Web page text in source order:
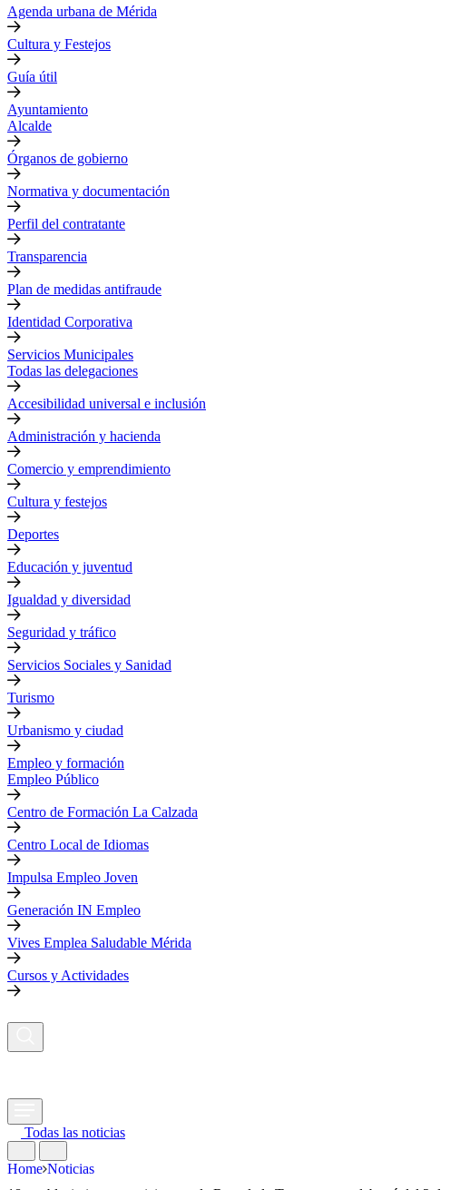
Agenda urbana de Mérida
Cultura y Festejos
Guía útil
Ayuntamiento
Alcalde
Órganos de gobierno
Normativa y documentación
Perfil del contratante
Transparencia
Plan de medidas antifraude
Identidad Corporativa
Servicios Municipales
Todas las delegaciones
Accesibilidad universal e inclusión
Administración y hacienda
Comercio y emprendimiento
Cultura y festejos
Deportes
Educación y juventud
Igualdad y diversidad
Seguridad y tráfico
Servicios Sociales y Sanidad
Turismo
Urbanismo y ciudad
Empleo y formación
Empleo Público
Centro de Formación La Calzada
Centro Local de Idiomas
Impulsa Empleo Joven
Generación IN Empleo
Vives Emplea Saludable Mérida
Cursos y Actividades
Todas las noticias
Home Noticias